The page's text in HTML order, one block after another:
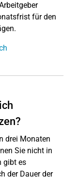
für den
drei Monaten
Sie nicht in
gibt es
der Dauer der